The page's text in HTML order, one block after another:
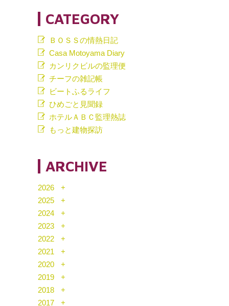
CATEGORY
ＢＯＳＳの情熱日記
Casa Motoyama Diary
カンリクビルの監理便
チーフの雑記帳
ビートふるライフ
ひめごと見聞録
ホテルＡＢＣ監理熱誌
もっと建物探訪
ARCHIVE
2026
2025
2024
2023
2022
2021
2020
2019
2018
2017